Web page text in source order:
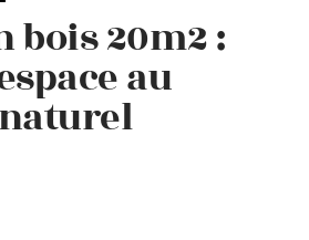
bois 20m2 :
au